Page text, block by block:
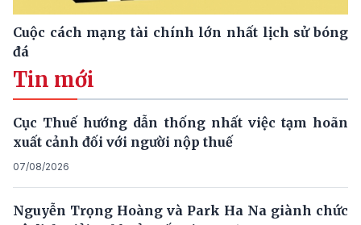
Cuộc cách mạng tài chính lớn nhất lịch sử bóng
đá
Tin mới
Cục Thuế hướng dẫn thống nhất việc tạm hoãn
xuất cảnh đối với người nộp thuế
07/08/2026
Nguyễn Trọng Hoàng và Park Ha Na giành chức